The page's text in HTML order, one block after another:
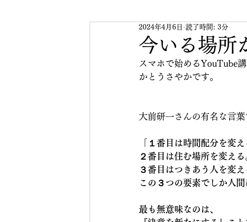
スマホで始めるYouTube
今いる場所
2024年4月6日 読了時間: 3分
スマホで始めるYouTube
かとうさやかです。
大前研一さんの有名な言
「１番目は時間配分を変え
２番目は住む場所を変える
３番目はつきあう人を変
この３つの要素でしか人間
最も無意味なのは、